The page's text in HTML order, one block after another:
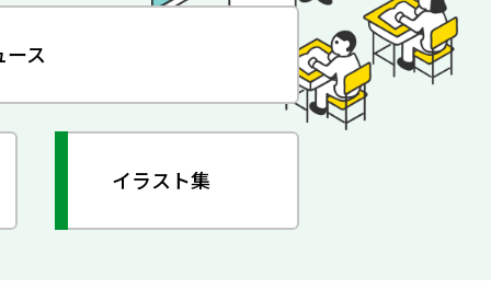
ース
イラスト集